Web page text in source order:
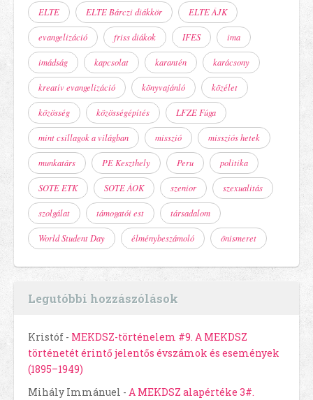
ELTE ELTE Bárczi diákkör ELTE ÁJK
evangelizáció friss diákok IFES ima
imádság kapcsolat karantén karácsony
kreatív evangelizáció könyvajánló közélet
közösség közösségépítés LFZE Fúga
mint csillagok a világban misszió missziós hetek
munkatárs PE Keszthely Peru politika
SOTE ETK SOTE ÁOK szenior szexualitás
szolgálat támogatói est társadalom
World Student Day élménybeszámoló önismeret
Legutóbbi hozzászólások
Kristóf - MEKDSZ-történelem #9. A MEKDSZ
történetét érintő jelentős évszámok és események
(1895–1949)
Mihály Immánuel - A MEKDSZ alapértéke 3#.